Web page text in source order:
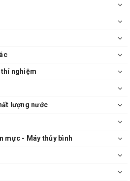
nghiệm
lượng nước
mực - Máy thủy bình